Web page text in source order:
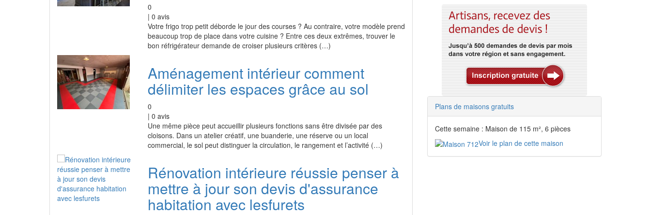
0
| 0 avis
Votre frigo trop petit déborde le jour des courses ? Au contraire, votre modèle prend
beaucoup trop de place dans votre cuisine ? Entre ces deux extrêmes, trouver le
bon réfrigérateur demande de croiser plusieurs critères (…)
Aménagement intérieur comment
délimiter les espaces grâce au sol
0
| 0 avis
Une même pièce peut accueillir plusieurs fonctions sans être divisée par des
cloisons. Dans un atelier créatif, une buanderie, une réserve ou un local
commercial, le sol peut distinguer la circulation, le rangement et l’activité (…)
Rénovation intérieure réussie penser à
mettre à jour son devis d'assurance
habitation avec lesfurets
Plans de maisons gratuits
Cette semaine : Maison de 115 m², 6 pièces
Voir le plan de cette maison